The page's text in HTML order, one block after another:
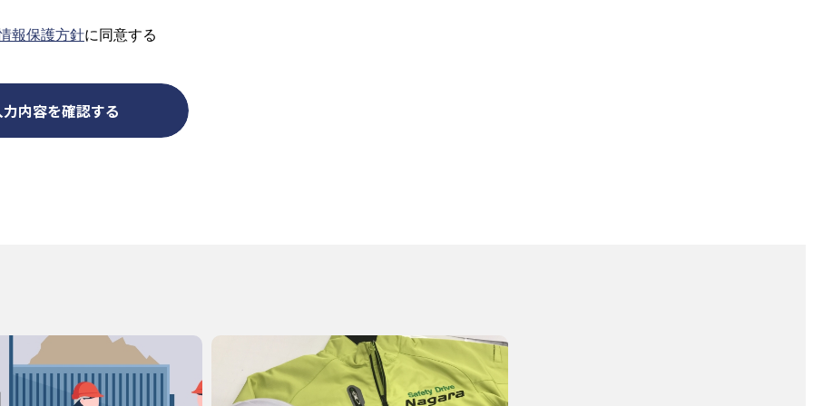
報保護方針に同意する
内容を確認する